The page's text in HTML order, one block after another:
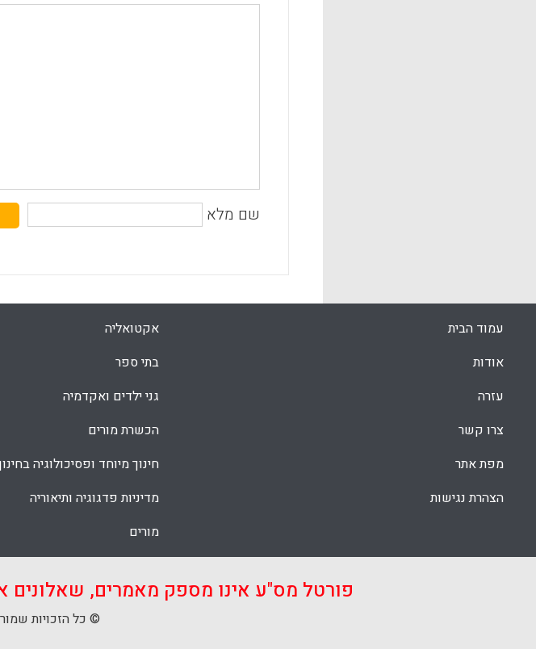
שם מלא
עמוד הבית
אודות
עזרה
צרו קשר
מפת אתר
הצהרת נגישות
אקטואליה
בתי ספר
גני ילדים ואקדמיה
הכשרת מורים
חינוך מיוחד ופסיכולוגיה
מדיניות פדגוגיה ותיאוריה
מורים
פורטל מס"ע אינו מספק מאמרים,
© כל הזכויות